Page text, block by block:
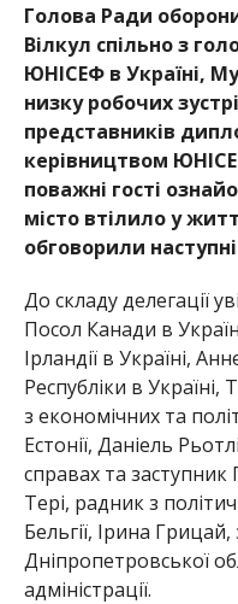
Голова Ради
Вілкул спільно з
ЮНІСЕФ в Україні,
низку робочих
представників
керівництвом
поважні гості
місто втілило у
обговорили
До складу делегації
Посол Канади в
Ірландії в Україні,
Республіки в
з економічнихта
Естонії, Даніель
справах та заступник
Тері, радник з
Бельгії, Ірина
Дніпропетровської
адміністрації.